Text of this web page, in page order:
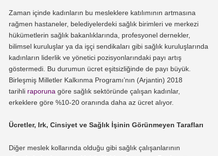
Zaman içinde kadınların bu mesleklere katılımının artmasına
rağmen hastaneler, belediyelerdeki sağlık birimleri ve merkezi
hükümetlerin sağlık bakanlıklarında, profesyonel dernekler,
bilimsel kuruluşlar ya da işçi sendikaları gibi sağlık kuruluşlarında
kadınların liderlik ve yönetici pozisyonlarındaki payı artış
göstermedi. Bu durumun ücret eşitsizliğinde de payı büyük.
Birleşmiş Milletler Kalkınma Programı’nın (Arjantin) 2018
tarihli raporuna göre sağlık sektöründe çalışan kadınlar,
erkeklere göre %10-20 oranında daha az ücret alıyor.
Ücretler, Irk, Cinsiyet ve Sağlık İşinin Görünmeyen Tarafları
Diğer meslek kollarında olduğu gibi sağlık çalışanlarının